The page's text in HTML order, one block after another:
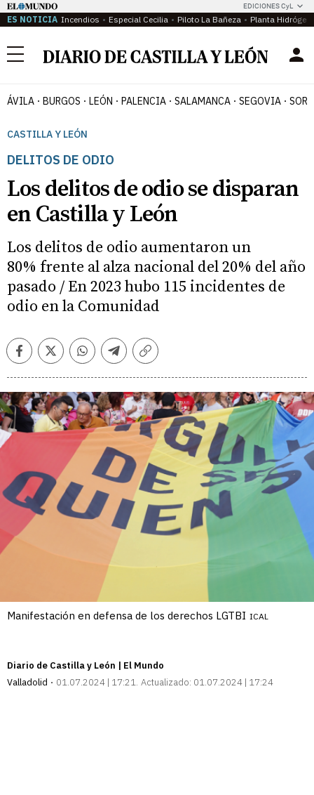
EDICIONES CyL
ES NOTICIA Incendios Especial Cecilia Piloto La Bañeza Planta
Menú
ÁVILA BURGOS LEÓN PALENCIA SALAMANCA SEGOVIA
CASTILLA Y LEÓN
DELITOS DE ODIO
Los delitos de odio se disparan
en Castilla y León
Los delitos de odio aumentaron un
80% frente al alza nacional del 20% del año
pasado / En 2023 hubo 115 incidentes de
odio en la Comunidad
FacebookTwitterWhatsappTelegramCopiar
Manifestación en defensa de los derechos LGTBI ICAL
Diario de Castilla y León | El Mundo
Valladolid
01.07.2024 | 17:21 Actualizado: 01.07.2024 | 17:24